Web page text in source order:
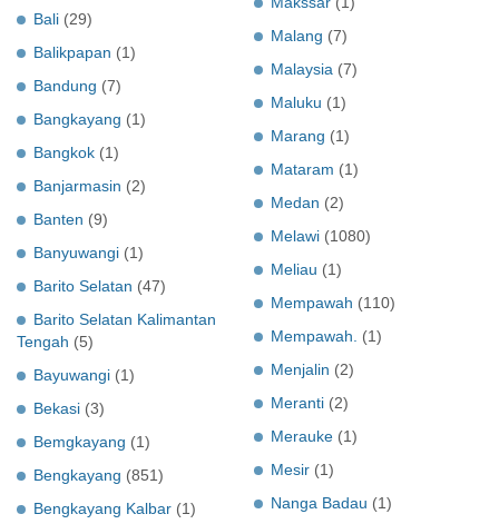
Bali (29)
Balikpapan (1)
Bandung (7)
Bangkayang (1)
Bangkok (1)
Banjarmasin (2)
Banten (9)
Banyuwangi (1)
Barito Selatan (47)
Barito Selatan Kalimantan
Tengah (5)
Bayuwangi (1)
Bekasi (3)
Bemgkayang (1)
Bengkayang (851)
Bengkayang Kalbar (1)
Malang (7)
Malaysia (7)
Maluku (1)
Marang (1)
Mataram (1)
Medan (2)
Melawi (1080)
Meliau (1)
Mempawah (110)
Mempawah.
(1)
Menjalin (2)
Meranti (2)
Merauke (1)
Mesir (1)
Nanga Badau (1)